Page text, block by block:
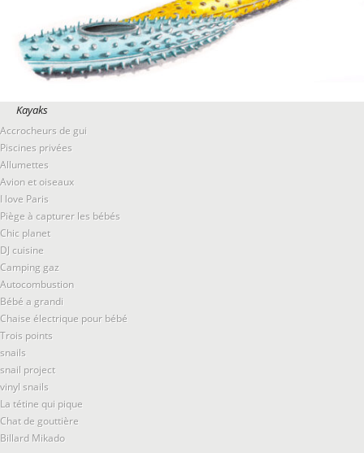
Kayaks
Accrocheurs de gui
Piscines privées
Allumettes
Avion et oiseaux
I love Paris
Piège à capturer les bébés
Chic planet
DJ cuisine
Camping gaz
Autocombustion
Bébé a grandi
Chaise électrique pour bébé
Trois points
snails
snail project
vinyl snails
La tétine qui pique
Chat de gouttière
Billard Mikado